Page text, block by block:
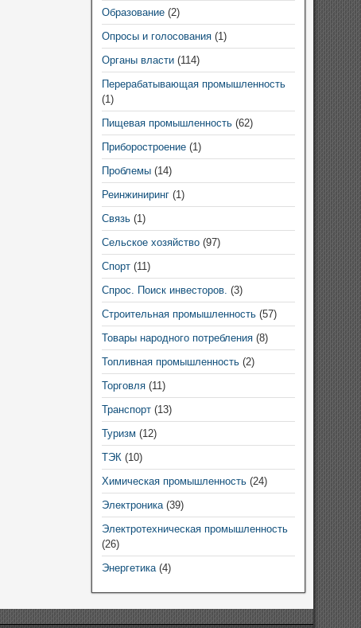
Образование(2)
Опросы и голосования(1)
Органы власти(114)
Перерабатывающая промышленность
(1)
Пищевая промышленность(62)
Приборостроение(1)
Проблемы(14)
Реинжиниринг(1)
Связь(1)
Сельское хозяйство(97)
Спорт(11)
Спрос. Поиск инвесторов. (3)
Строительная промышленность(57)
Товары народного потребления(8)
Топливная промышленность(2)
Торговля(11)
Транспорт(13)
Туризм (12)
ТЭК(10)
Химическая промышленность(24)
Электроника(39)
Электротехническая промышленность
(26)
Энергетика(4)